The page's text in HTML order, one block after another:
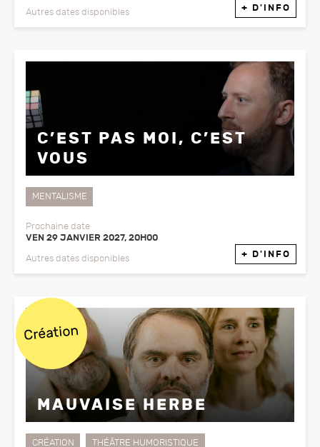
Autres dates disponibles + D'INFO
C’EST PAS MOI, C’EST
VOUS
MENTALISME
Prochaine date
VEN 29 JANVIER 2027, 20H00
Autres dates disponibles + D'INFO
Création
MAUVAISE HERBE
CRÉATION THÉÂTRE HUMORISTIQUE